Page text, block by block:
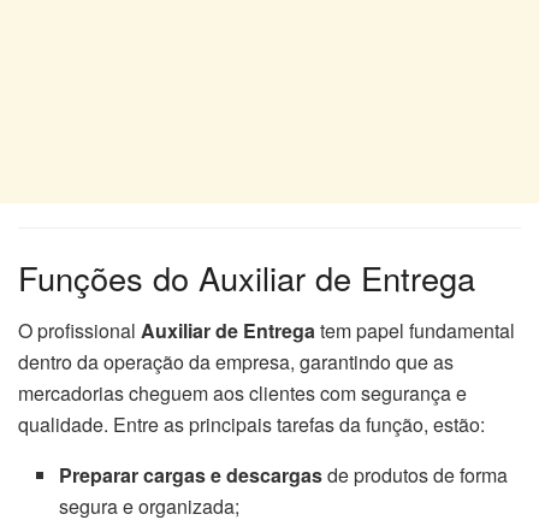
Funções do Auxiliar de Entrega
O profissional Auxiliar de Entregatem papel fundamental
dentro da operação da empresa, garantindo que as
mercadorias cheguem aos clientes com segurança e
qualidade. Entre as principais tarefas da função, estão:
Preparar cargas e descargasde produtos de forma
segura e organizada;